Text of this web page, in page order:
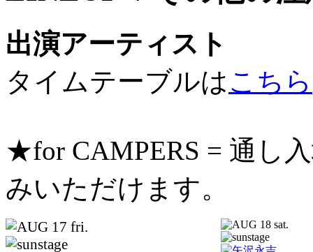
出演アーティスト
タイムテーブルはこちら
★for CAMPERS = 通し
みいただけます。